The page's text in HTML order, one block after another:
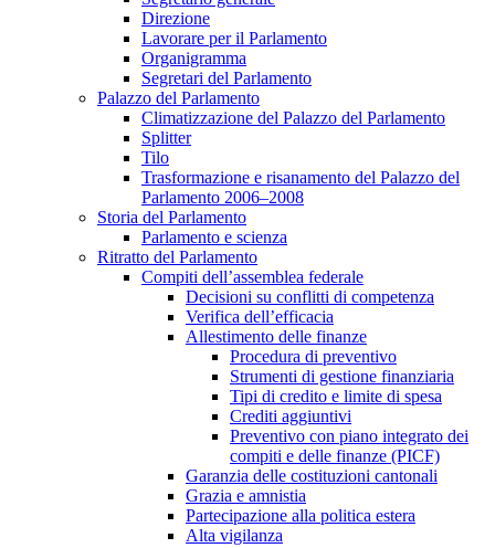
Direzione
Lavorare per il Parlamento
Organigramma
Segretari del Parlamento
Palazzo del Parlamento
Climatizzazione del Palazzo del Parlamento
Splitter
Tilo
Trasformazione e risanamento del Palazzo del
Parlamento 2006–2008
Storia del Parlamento
Parlamento e scienza
Ritratto del Parlamento
Compiti dell’assemblea federale
Decisioni su conflitti di competenza
Verifica dell’efficacia
Allestimento delle finanze
Procedura di preventivo
Strumenti di gestione finanziaria
Tipi di credito e limite di spesa
Crediti aggiuntivi
Preventivo con piano integrato dei
compiti e delle finanze (PICF)
Garanzia delle costituzioni cantonali
Grazia e amnistia
Partecipazione alla politica estera
Alta vigilanza